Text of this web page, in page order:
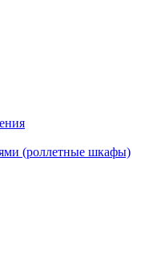
(роллетные шкафы)